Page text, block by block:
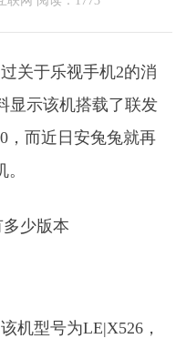
关于乐视手机2的消
显示该机搭载了联发
，而近日安兔兔就再
机型号为LE|X526，